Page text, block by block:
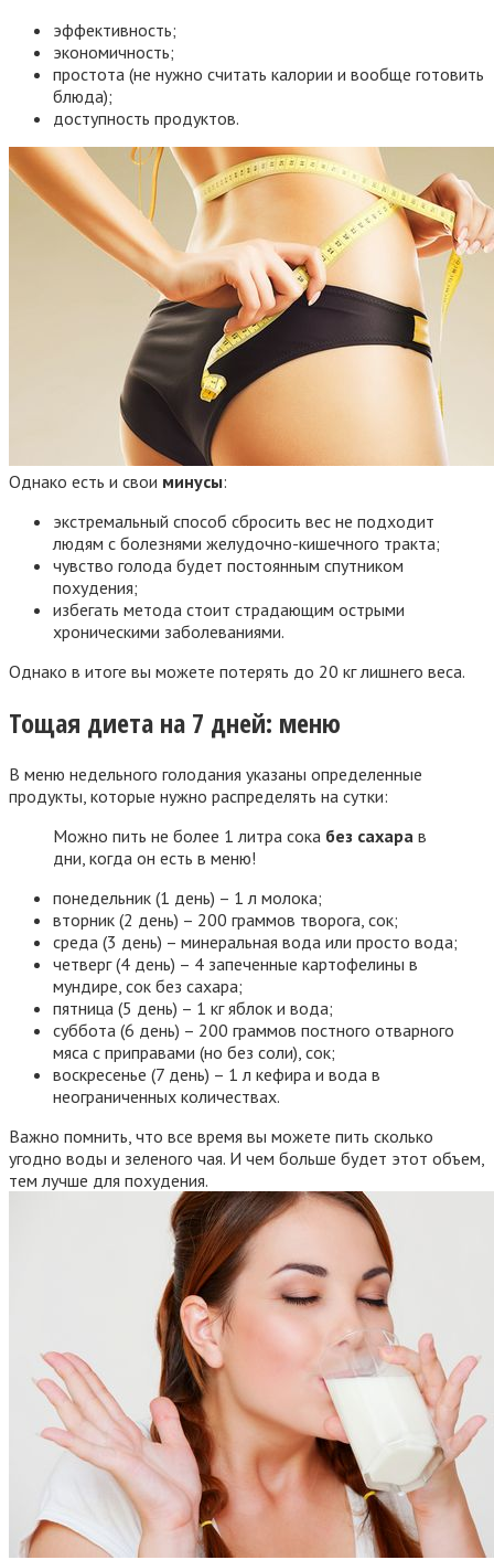
эффективность;
экономичность;
простота (не нужно считать калории и вообще готовить
блюда);
доступность продуктов.
Однако есть и свои минусы:
экстремальный способ сбросить вес не подходит
людям с болезнями желудочно-кишечного тракта;
чувство голода будет постоянным спутником
похудения;
избегать метода стоит страдающим острыми
хроническими заболеваниями.
Однако в итоге вы можете потерять до 20 кг лишнего веса.
Тощая диета на 7 дней: меню
В меню недельного голодания указаны определенные
продукты, которые нужно распределять на сутки:
Можно пить не более 1 литра сока без сахара в
дни, когда он есть в меню!
понедельник (1 день) – 1 л молока;
вторник (2 день) – 200 граммов творога, сок;
среда (3 день) – минеральная вода или просто вода;
четверг (4 день) – 4 запеченные картофелины в
мундире, сок без сахара;
пятница (5 день) – 1 кг яблок и вода;
суббота (6 день) – 200 граммов постного отварного
мяса с приправами (но без соли), сок;
воскресенье (7 день) – 1 л кефира и вода в
неограниченных количествах.
Важно помнить, что все время вы можете пить сколько
угодно воды и зеленого чая. И чем больше будет этот объем,
тем лучше для похудения.